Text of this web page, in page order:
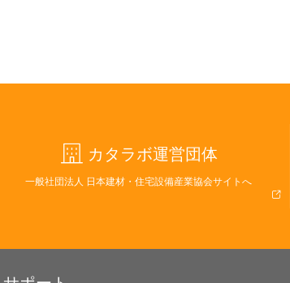
カタラボ運営団体
一般社団法人 日本建材・住宅設備産業協会サイトへ